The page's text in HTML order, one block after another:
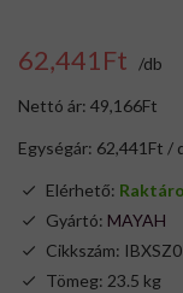
62,441Ft /db
Nettó ár: 49,166Ft
Egységár: 62,441Ft /
Elérhető:
Gyártó: MAYAH
Cikkszám:
Tömeg: 23.5 kg